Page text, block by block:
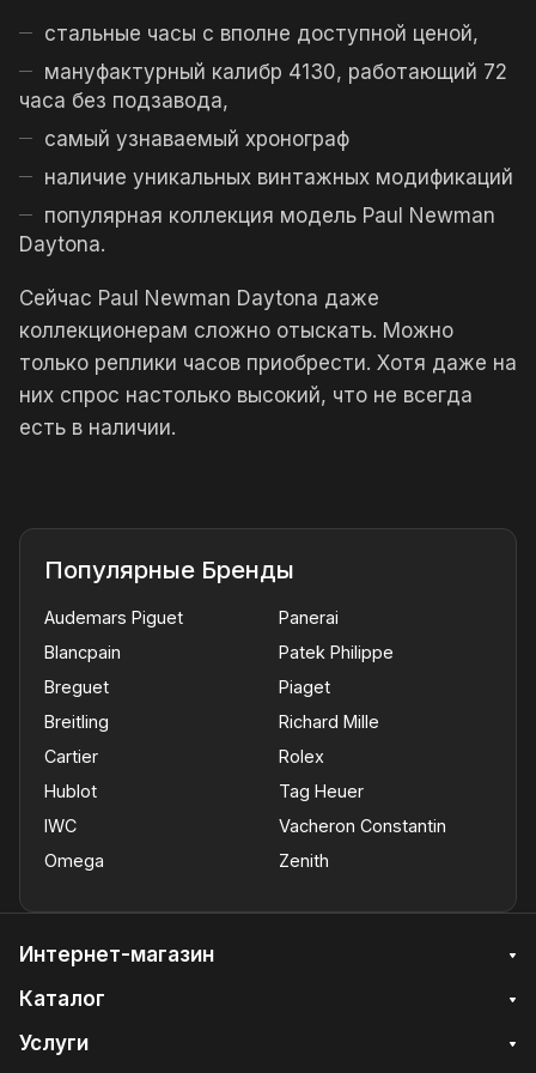
стальные часы с вполне доступной ценой,
мануфактурный калибр 4130, работающий 72
часа без подзавода,
самый узнаваемый хронограф
наличие уникальных винтажных модификаций
популярная коллекция модель Paul Newman
Daytona.
Сейчас Paul Newman Daytona даже
коллекционерам сложно отыскать. Можно
только реплики часов приобрести. Хотя даже на
них спрос настолько высокий, что не всегда
есть в наличии.
Популярные Бренды
Audemars Piguet
Blancpain
Breguet
Breitling
Cartier
Hublot
IWC
Omega
Panerai
Patek Philippe
Piaget
Richard Mille
Rolex
Tag Heuer
Vacheron Constantin
Zenith
Интернет-магазин
Каталог
Услуги